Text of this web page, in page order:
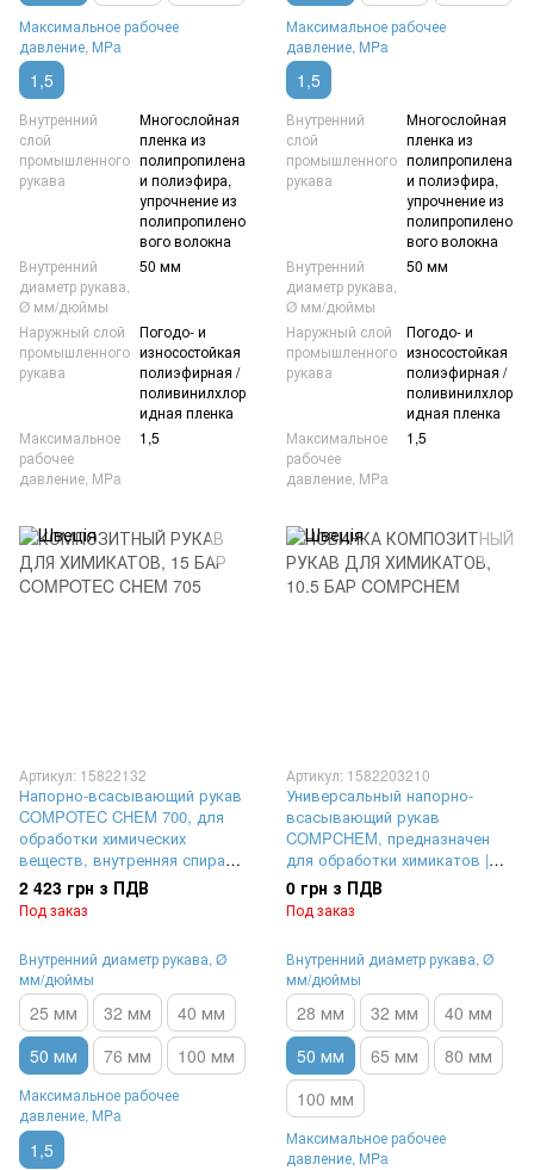
Максимальное рабочее
давление, MPa
1,5
Внутренний
слой
промышленного
рукава
Многослойная
пленка из
полипропилена
и полиэфира,
упрочнение из
полипропилено
вого волокна
Внутренний
диаметр рукава,
Ø мм/дюймы
50 мм
Наружный слой
промышленного
рукава
Погодо- и
износостойкая
полиэфирная /
поливинилхлор
идная пленка
Максимальное
рабочее
давление, MPa
1,5
Максимальное рабочее
давление, MPa
1,5
Внутренний
слой
промышленного
рукава
Многослойная
пленка из
полипропилена
и полиэфира,
упрочнение из
полипропилено
вого волокна
Внутренний
диаметр рукава,
Ø мм/дюймы
50 мм
Наружный слой
промышленного
рукава
Погодо- и
износостойкая
полиэфирная /
поливинилхлор
идная пленка
Максимальное
рабочее
давление, MPa
1,5
Артикул: 15822132
Напорно-всасывающий рукав
COMPOTEC CHEM 700, для
обработки химических
веществ, внутренняя спираль
из углеродистой стали,
покрытой полипропиленом,
наружная спираль из стали
Ø50 мм, максимальное
рабочее давление 15Бар (1,5
MPa)
2 423 грн з ПДВ
Под заказ
Внутренний диаметр рукава, Ø
мм/дюймы
25 мм 32 мм
40 мм
50 мм
76 мм 100 мм
Максимальное рабочее
давление, MPa
1,5
Артикул: 1582203210
Универсальный напорно-
всасывающий рукав
COMPCHEM, предназначен
для обработки химикатов |
внутренний диаметр Ø 50 мм,
максимальное рабочее
давление 10,5 Бар (1,05 MPa)
0 грн з ПДВ
Под заказ
Внутренний диаметр рукава, Ø
мм/дюймы
28 мм 32 мм
40 мм
50 мм
65 мм
80 мм
100 мм
Максимальное рабочее
давление, MPa